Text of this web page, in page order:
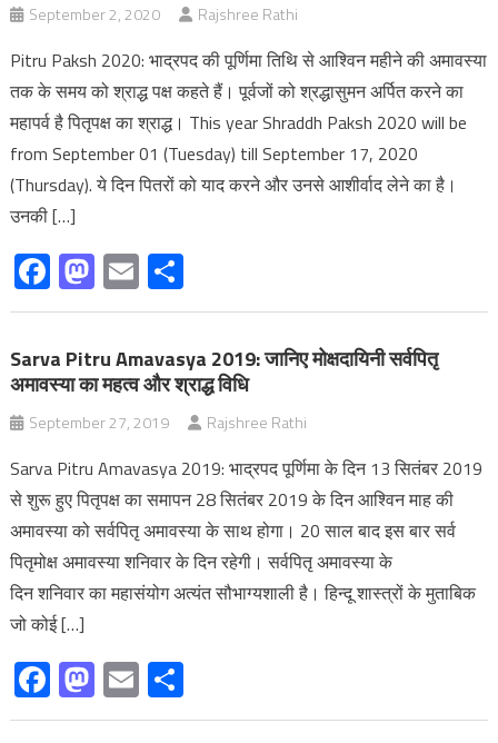
September 2, 2020 Rajshree Rathi
Pitru Paksh 2020: भाद्रपद की पूर्णिमा तिथि से आश्विन महीने की अमावस्या
तक के समय को श्राद्ध पक्ष कहते हैं। पूर्वजों को श्रद्धासुमन अर्पित करने का
महापर्व है पितृपक्ष का श्राद्ध। This year Shraddh Paksh 2020 will be
from September 01 (Tuesday) till September 17, 2020
(Thursday). ये दिन पितरों को याद करने और उनसे आशीर्वाद लेने का है।
उनकी […]
Facebook
Mastodon
EmailShare
Sarva Pitru Amavasya 2019: जानिए मोक्षदायिनी सर्वपितृ
अमावस्या का महत्‍व और श्राद्ध विधि
September 27, 2019 Rajshree Rathi
Sarva Pitru Amavasya 2019: भाद्रपद पूर्णिमा के दिन 13 सितंबर 2019
से शुरू हुए पितृपक्ष का समापन 28 सितंबर 2019 के दिन आश्विन माह की
अमावस्या को सर्वपितृ अमावस्या के साथ होगा। 20 साल बाद इस बार सर्व
पितृमोक्ष अमावस्या शनिवार के दिन रहेगी। सर्वपितृ अमावस्या के
दिन शनिवार का महासंयोग अत्यंत सौभाग्यशाली है। हिन्दू शास्त्रों के मुताबिक
जो कोई […]
Facebook
Mastodon
EmailShare